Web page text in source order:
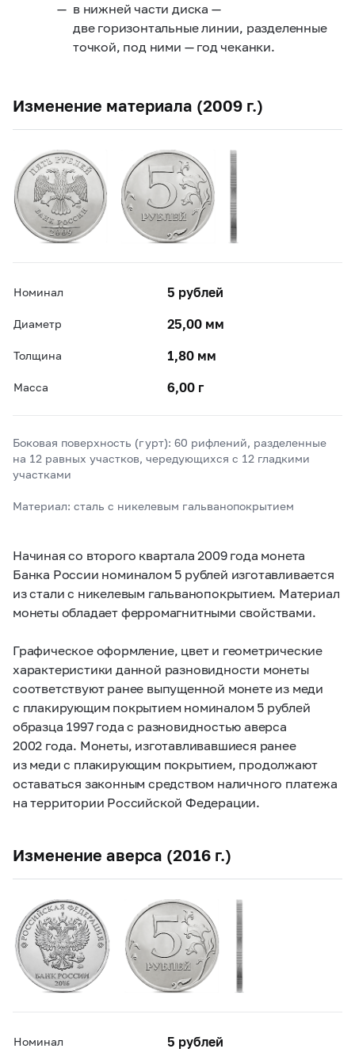
в нижней части диска —
две горизонтальные линии, разделенные
точкой, под ними — год чеканки.
Изменение материала (2009 г.)
Номинал 5 рублей
Диаметр 25,00 мм
Толщина 1,80 мм
Масса 6,00 г
Боковая поверхность (гурт): 60 рифлений, разделенные
на 12 равных участков, чередующихся с 12 гладкими
участками
Материал: сталь с никелевым гальванопокрытием
Начиная со второго квартала 2009 года монета
Банка России номиналом 5 рублей изготавливается
из стали с никелевым гальванопокрытием. Материал
монеты обладает ферромагнитными свойствами.
Графическое оформление, цвет и геометрические
характеристики данной разновидности монеты
соответствуют ранее выпущенной монете из меди
с плакирующим покрытием номиналом 5 рублей
образца 1997 года с разновидностью аверса
2002 года. Монеты, изготавливавшиеся ранее
из меди с плакирующим покрытием, продолжают
оставаться законным средством наличного платежа
на территории Российской Федерации.
Изменение аверса (2016 г.)
Номинал 5 рублей